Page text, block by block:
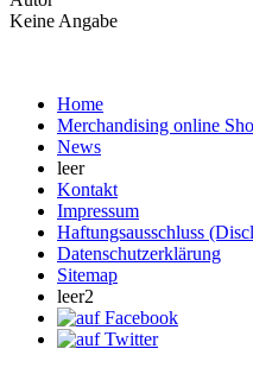
Keine Angabe
Home
Merchandising online
News
leer
Kontakt
Impressum
Haftungsausschluss
Datenschutzerklärung
Sitemap
leer2